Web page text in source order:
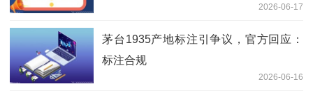
2026-06-17
茅台1935产地标注引争议，官方回应：
标注合规
2026-06-16